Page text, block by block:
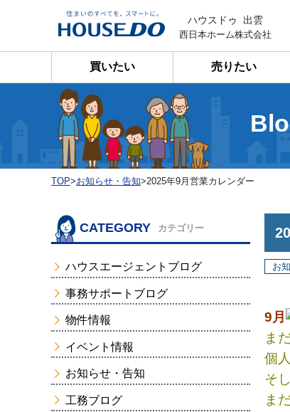
ハウスドゥ 出雲
西日本ホーム株式会社
買いたい 売りたい
TOP>お知らせ・告知>2025年9月営業カレンダー
お
9月
ま
個
そ
ま
CATEGORY カテゴリー
ハウスエージェントブログ
事務サポートブログ
物件情報
イベント情報
お知らせ・告知
工務ブログ